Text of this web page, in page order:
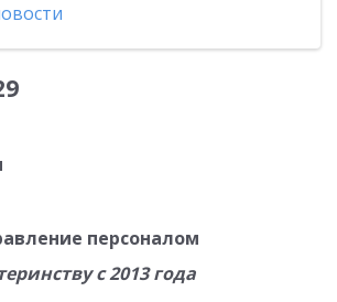
персоналом
с 2013 года